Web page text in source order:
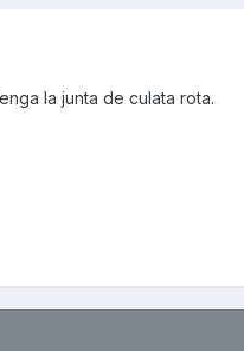
la junta de culata rota.